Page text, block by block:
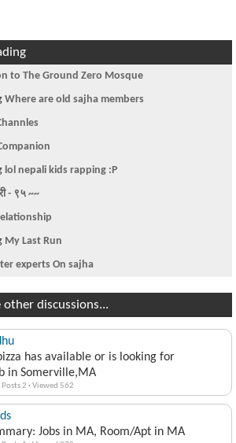
to be National Security Adviser for
lagi sajilo, Free SMS to Nepal
& Placement
Your EAD and TPS Pending (filed online)
assembled Mustang car incident was a publicity
23? Unlocking Iphone 3G
you think about life in america ?
discussions...
has available or is looking for
in Somerville,MA